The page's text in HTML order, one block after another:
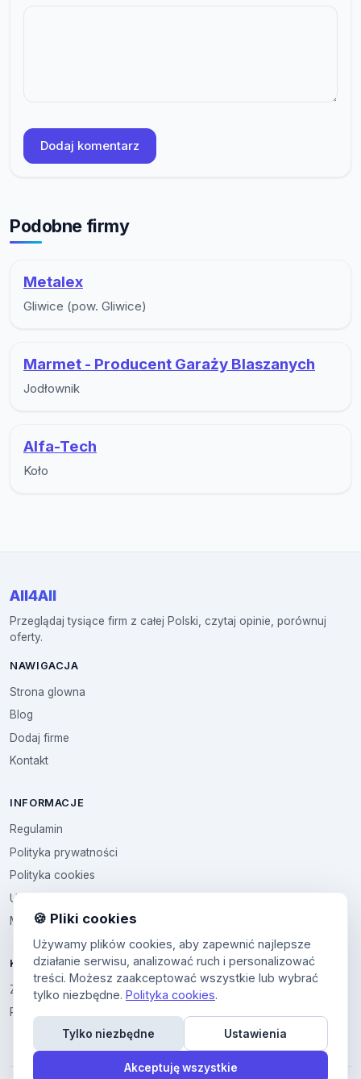
Dodaj komentarz
Podobne firmy
Metalex
Gliwice (pow. Gliwice)
Marmet - Producent Garaży Blaszanych
Jodłownik
Alfa-Tech
Koło
All4All
Przeglądaj tysiące firm z całej Polski, czytaj opinie, porównuj
oferty.
NAWIGACJA
Strona glowna
Blog
Dodaj firme
Kontakt
INFORMACJE
Regulamin
Polityka prywatności
Polityka cookies
Ustawienia cookies
Multikod
KONTO
Zaloguj sie
Panel uzytkownika
🍪 Pliki cookies
Używamy plików cookies, aby zapewnić najlepsze
działanie serwisu, analizować ruch i personalizować
treści. Możesz zaakceptować wszystkie lub wybrać
tylko niezbędne. Polityka cookies.
Tylko niezbędne Ustawienia
Akceptuję wszystkie